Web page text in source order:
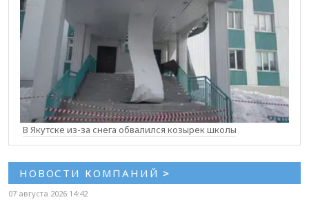
В Якутске из-за снега обвалился козырек школы
НОВОСТИ КОМПАНИЙ >
07 августа 2026 14:42